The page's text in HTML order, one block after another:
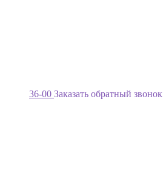
36-00 Заказать обратный звонок